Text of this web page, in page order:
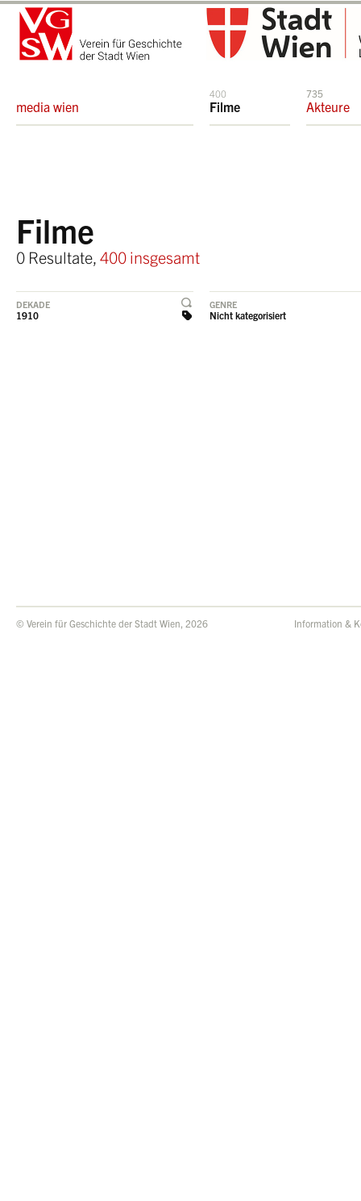
media wien
400
Filme
735
Akteure
Filme
0 Resultate, 400 insgesamt
DEKADE
1910
GENRE
Nicht kategorisiert
© Verein für Geschichte der Stadt Wien, 2026 Information &